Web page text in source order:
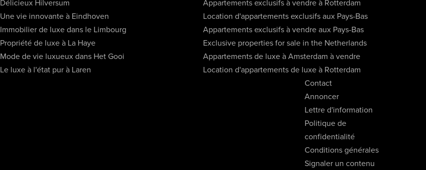
Délicieux Hilversum
Une vie innovante à Eindhoven
Immobilier de luxe dans le Limbourg
Propriété de luxe à La Haye
Mode de vie luxueux dans Het Gooi
Le luxe à l'état pur à Laren
Appartements exclusifs à vendre à Rotterdam
Location d'appartements exclusifs aux Pays-Bas
Appartements exclusifs à vendre aux Pays-Bas
Exclusive properties for sale in the Netherlands
Appartements de luxe à Amsterdam à vendre
Location d'appartements de luxe à Rotterdam
Contact
Annoncer
Lettre d'information
Politique de
confidentialité
Conditions générales
Signaler un contenu